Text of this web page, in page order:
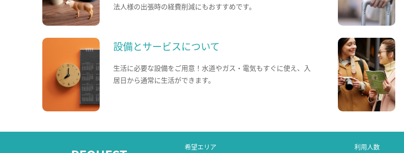
法人様の出張時の経費削減にもおすすめです。
設備とサービスについて
生活に必要な設備をご用意！水道やガス・電気もすぐに使え、入
居日から通常に生活ができます。
希望エリア 利用人数